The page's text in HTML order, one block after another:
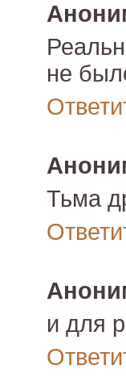
не
Тьма
и для